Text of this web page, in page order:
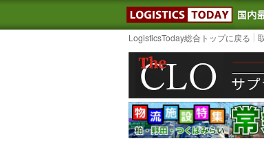
LogisticsToday総合トップに戻る